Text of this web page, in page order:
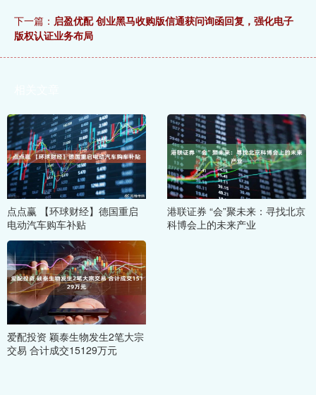
下一篇： 启盈优配 创业黑马收购版信通获问询函回复，强化电子
版权认证业务布局
点点赢 【环球财经】德国重启
电动汽车购车补贴
港联证券 “会”聚未来：寻找北京
科博会上的未来产业
爱配投资 颖泰生物发生2笔大宗
交易 合计成交15129万元